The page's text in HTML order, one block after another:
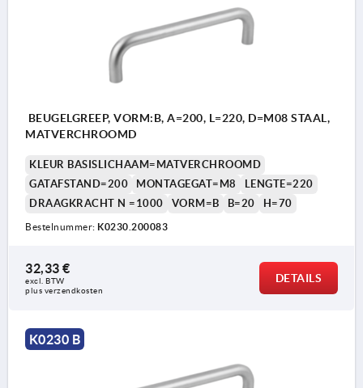
BEUGELGREEP, VORM:B, A=200, L=220, D=M08 STAAL,
MATVERCHROOMD
KLEUR BASISLICHAAM=MATVERCHROOMD
GATAFSTAND=200
MONTAGEGAT=M8
LENGTE=220
DRAAGKRACHT N =1000
VORM=B B=20 H=70
Bestelnummer: K0230.200083
32,33 €
excl. BTW
plus verzendkosten
DETAILS
K0230 B